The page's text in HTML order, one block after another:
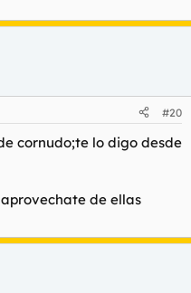
#20
cornudo;te lo digo desde
de ellas